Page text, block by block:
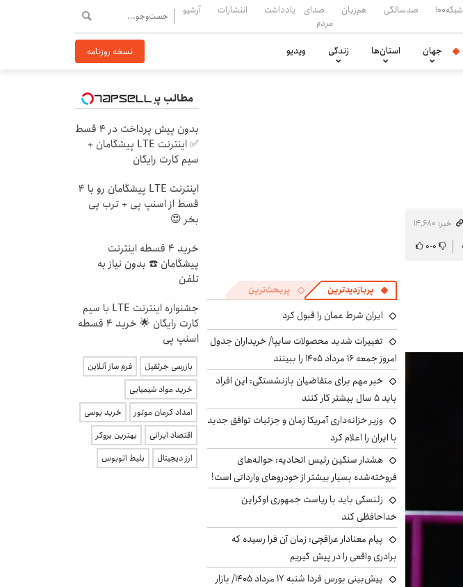
شبکه۱۰۰ صدسالگی هم‌زبان
صدای
مردم
یادداشت انتشارات آرشیو
جهان استان‌ها زندگی ویدیو نسخه روزنامه
خبر: ۱۴٬۶۸۰
۰-۰
پربازدیدترین پربحث‌ترین
ایران شرط عمان را قبول کرد
تغییرات شدید محصولات سایپا/ خریداران جدول
امروز جمعه ۱۶ مرداد ۱۴۰۵ را ببینند
خبر مهم برای متقاضیان بازنشستگی: این افراد
باید ۵ سال بیشتر کار کنند
وزیر خزانه‌داری آمریکا زمان و جزئیات توافق جدید
با ایران را اعلام کرد
هشدار سنگین رئیس اتحادیه: حواله‌های
فروخته‌شده بسیار بیشتر از خودروهای وارداتی است!
زلنسکی باید با ریاست جمهوری اوکراین
خداحافظی کند
پیام معنادار عراقچی: زمان آن فرا رسیده که
برادری واقعی را در پیش گیریم
پیش‌بینی بورس فردا شنبه ۱۷ مرداد ۱۴۰۵/ بازار
مطالب پیشنهادی
بدون پیش پرداخت در 4 قسط
✅ اینترنت LTE پیشگامان +
سیم کارت رایگان
اینترنت LTE پیشگامان رو با 4
قسط از اسنپ پی + ترب پی
بخر 😍
خرید 4 قسطه اینترنت
پیشگامان ☎️ بدون نیاز به
تلفن
جشنواره اینترنت LTE با سیم
کارت رایگان 🌟 خرید 4 قسطه
اسنپ پی
بازرسی جرثقیل
فرم ساز آنلاین
خرید مواد شیمیایی
امداد کرمان موتور
خرید یوسی
اقتصاد ایرانی
بهترین بروکر
ارز دیجیتال
بلیط اتوبوس